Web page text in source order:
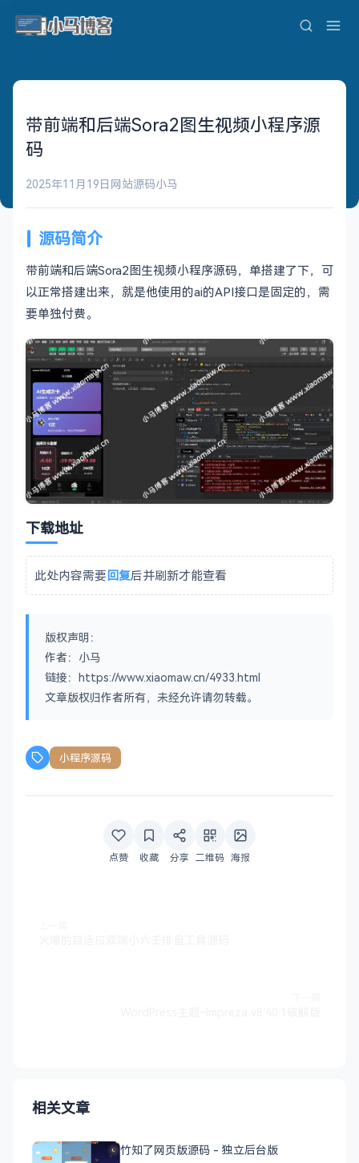
带前端和后端Sora2图生视频小程序源
码
2025年11月19日 网站源码小马
源码简介
带前端和后端Sora2图生视频小程序源码，单搭建了下，可
以正常搭建出来，就是他使用的ai的API接口是固定的，需
要单独付费。
下载地址
此处内容需要回复后并刷新才能查看
版权声明：
作者：小马
链接：https://www.xiaomaw.cn/4933.html
文章版权归作者所有，未经允许请勿转载。
小程序源码
点赞 收藏 分享 二维码 海报
相关文章
竹知了网页版源码 - 独立后台版